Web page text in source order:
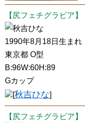
【尻フェチグラビア】
秋吉ひな
1990年8月18日生まれ
東京都 O型
B:96W:60H:89
Gカップ
[秋吉ひな]
【尻フェチグラビア】